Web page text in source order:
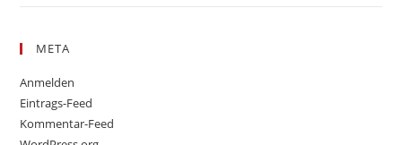
META
Anmelden
Eintrags-Feed
Kommentar-Feed